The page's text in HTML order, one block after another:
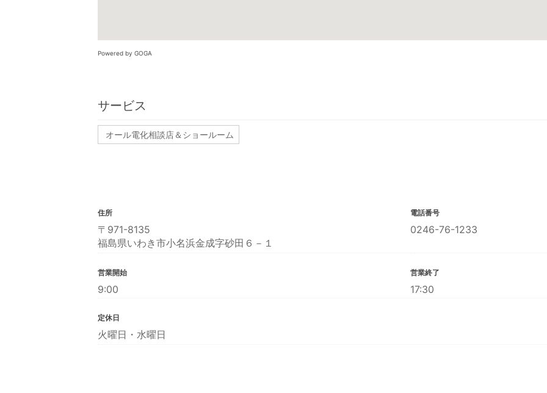
Powered by GOGA
サービス
オール電化相談店＆ショールーム
住所
〒971-8135
福島県いわき市小名浜金成字砂田６－１
電話番号
0246-76-1233
営業開始
9:00
営業終了
17:30
定休日
火曜日・水曜日